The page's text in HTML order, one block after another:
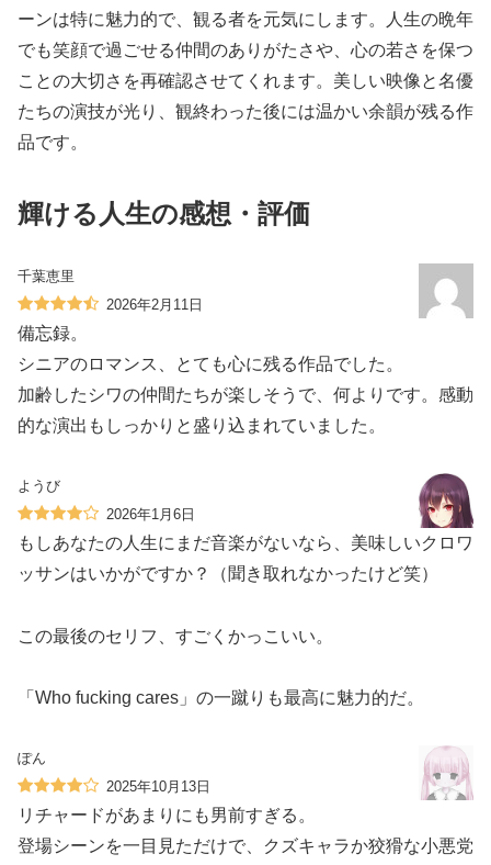
ーンは特に魅力的で、観る者を元気にします。人生の晩年
でも笑顔で過ごせる仲間のありがたさや、心の若さを保つ
ことの大切さを再確認させてくれます。美しい映像と名優
たちの演技が光り、観終わった後には温かい余韻が残る作
品です。
輝ける人生の感想・評価
千葉恵里
2026年2月11日
備忘録。
シニアのロマンス、とても心に残る作品でした。
加齢したシワの仲間たちが楽しそうで、何よりです。感動
的な演出もしっかりと盛り込まれていました。
ようび
2026年1月6日
もしあなたの人生にまだ音楽がないなら、美味しいクロワ
ッサンはいかがですか？（聞き取れなかったけど笑）
この最後のセリフ、すごくかっこいい。
「Who fucking cares」の一蹴りも最高に魅力的だ。
ぽん
2025年10月13日
リチャードがあまりにも男前すぎる。
登場シーンを一目見ただけで、クズキャラか狡猾な小悪党